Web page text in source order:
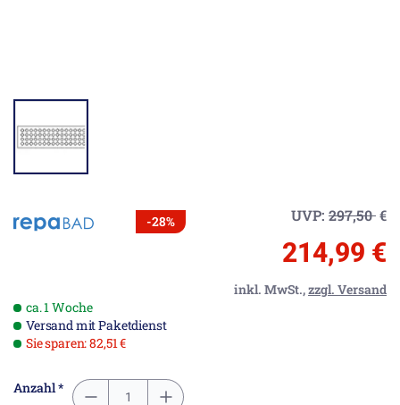
-28% UVP: 297,50€
214,99 €
inkl. MwSt.,zzgl. Versand
ca. 1 Woche
Versand mit Paketdienst
Sie sparen: 82,51 €
Anzahl *